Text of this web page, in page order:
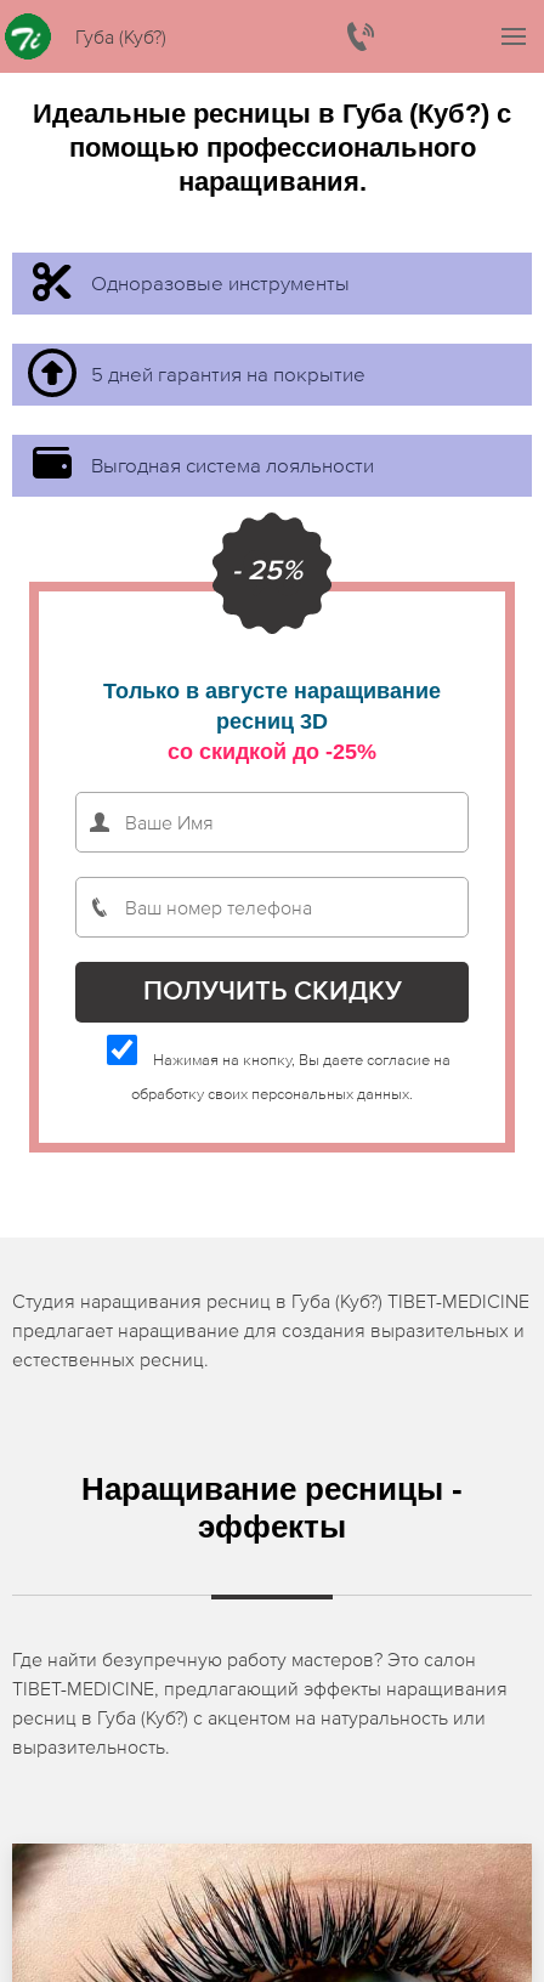
Губа (Куб?)
Идеальные ресницы в Губа (Куб?) с
помощью профессионального
наращивания.
Одноразовые инструменты
5 дней гарантия на покрытие
Выгодная система лояльности
- 25%
Только в августе наращивание
ресниц 3D
со скидкой до -25%
Нажимая на кнопку, Вы даете согласие на
обработку своих персональных данных.
Студия наращивания ресниц в Губа (Куб?) TIBET-MEDICINE
предлагает наращивание для создания выразительных и
естественных ресниц.
Наращивание ресницы -
эффекты
Где найти безупречную работу мастеров? Это салон
TIBET-MEDICINE, предлагающий эффекты наращивания
ресниц в Губа (Куб?) с акцентом на натуральность или
выразительность.